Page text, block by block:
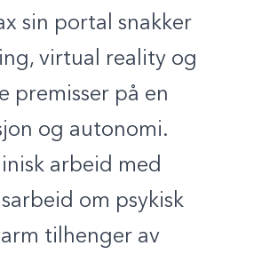
sin portal snakker
virtual reality og
premisser på en
og autonomi.
arbeid med
om psykisk
tilhenger av